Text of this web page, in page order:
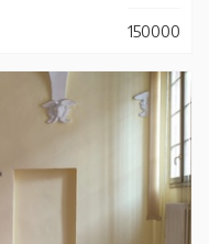
150000